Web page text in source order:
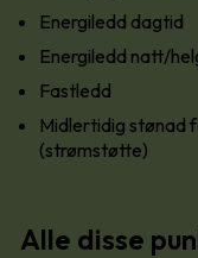
Energiledd dagtid
Energiledd natt/
Fastledd
Midlertidig
(strømstøtte)
Alle disse